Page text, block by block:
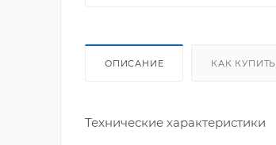
ОПИСАНИЕ КАК КУПИТЬ
Технические характеристики